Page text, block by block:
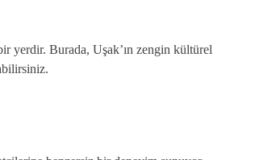
yerdir. Burada, Uşak’ın zengin kültürel